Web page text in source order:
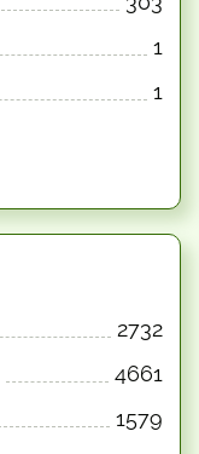
1
1
2732
4661
1579